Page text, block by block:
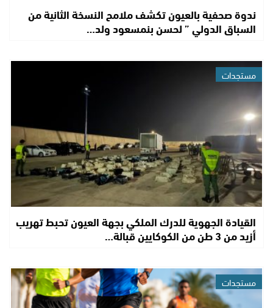
ندوة صحفية بالعيون تكشف ملامح النسخة الثانية من
السباق الدولي ” لحسن بنمسعود ولد…
مستجدات
القيادة الجهوية للدرك الملكي بجهة العيون تحبط تهريب
أزيد من 3 طن من الكوكايين قبالة…
مستجدات